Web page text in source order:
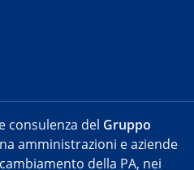
consulenza del Gruppo
amministrazioni e aziende
della PA, nei